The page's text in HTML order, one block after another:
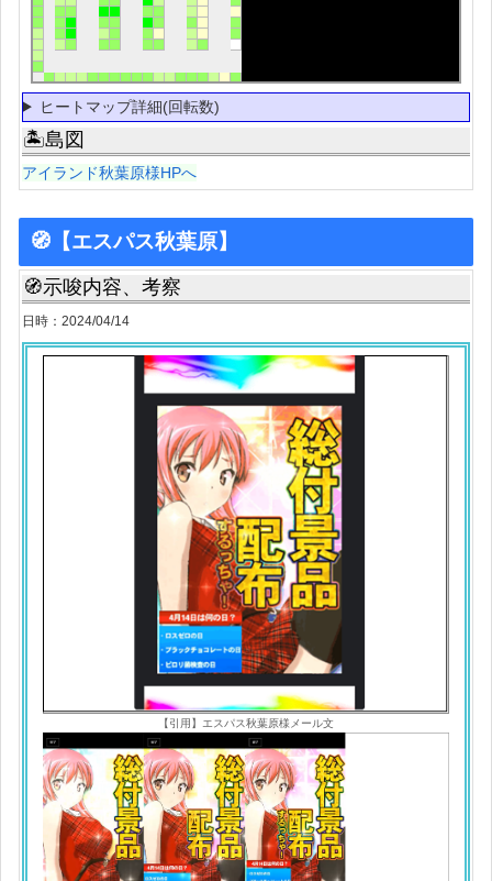
ヒートマップ詳細(回転数)
🏝島図
アイランド秋葉原様HPへ
🧭【エスパス秋葉原】
🧭示唆内容、考察
日時：2024/04/14
【引用】エスパス秋葉原様メール文